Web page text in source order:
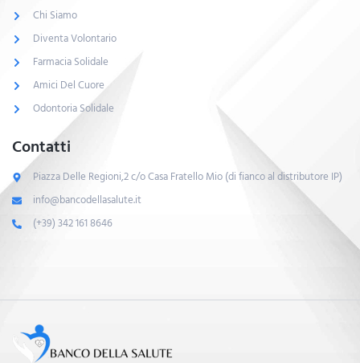
Chi Siamo
Diventa Volontario
Farmacia Solidale
Amici Del Cuore
Odontoria Solidale
Contatti
Piazza Delle Regioni,2 c/o Casa Fratello Mio (di fianco al distributore IP)
info@bancodellasalute.it
(+39) 342 161 8646